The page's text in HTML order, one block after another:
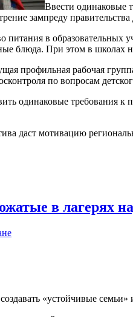
Ввести одинаковые
зампреду
питания в
блюда. При этом в школах
профильная рабочая
по вопросам
одинаковые требования к
даст мотивацию
в лагерях
«устойчивые